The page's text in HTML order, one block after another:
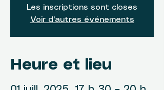
Les inscriptions sont closes
Voir d'autres événements
Heure et lieu